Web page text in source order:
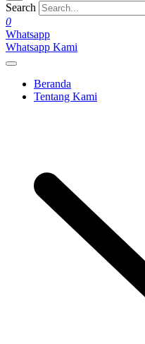
Search
0
Whatsapp
Whatsapp Kami
Beranda
Tentang Kami